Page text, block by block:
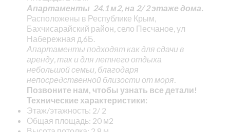
Апартаменты 24.1 м2, на 2/ 2 этаже дома.
Расположены в Республике Крым,
Бахчисарайский район, село Песчаное, ул
Набережная д.6Б.
Апартаменты подходят как для сдачи в
аренду, так и для летнего отдыха
небольшой семьи, благодаря
непосредственной близости от моря.
Позвоните нам, чтобы узнать все детали!
Технические характеристики:
Этаж/этажность: 2/ 2
Общая площадь: 20 м2